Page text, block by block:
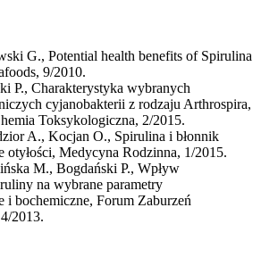
G., Potential health benefits of Spirulina
9/2010.
P., Charakterystyka wybranych
cyjanobakterii z rodzaju Arthrospira,
Toksykologiczna, 2/2015.
A., Kocjan O., Spirulina i błonnik
otyłości, Medycyna Rodzinna, 1/2015.
M., Bogdański P., Wpływ
na wybrane parametry
i bochemiczne, Forum Zaburzeń
2013.